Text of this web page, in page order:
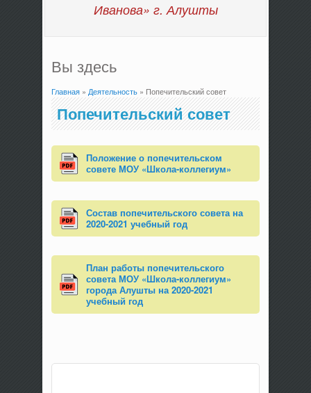
Иванова» г. Алушты
Вы здесь
Главная» Деятельность» Попечительский совет
Попечительский совет
Положение о попечительском
совете МОУ «Школа-коллегиум»
Состав попечительского совета на
2020-2021 учебный год
План работы попечительского
совета МОУ «Школа-коллегиум»
города Алушты на 2020-2021
учебный год